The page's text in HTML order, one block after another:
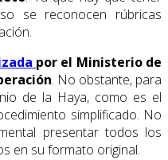
se reconocen rúbricas
por el Ministerio de
. No obstante, para
de la Haya, como es el
simplificado. No
presentar todos los
en su formato original.